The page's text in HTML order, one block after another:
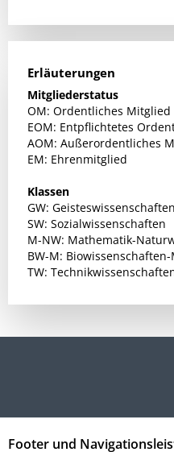
Erläuterungen
Mitgliederstatus
OM: Ordentliches Mitglied
EOM: Entpflichtetes
AOM: Außerordentliches
EM: Ehrenmitglied
Klassen
GW: Geisteswissenschaften
SW: Sozialwissenschaften
M-NW: Mathematik-
BW-M:
TW:
Footer und